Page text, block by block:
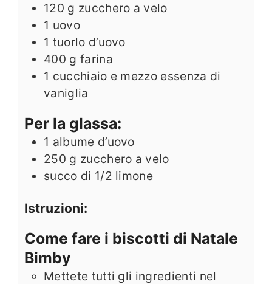
120 g zucchero a velo
1 uovo
1 tuorlo d’uovo
400 g farina
1 cucchiaio e mezzo essenza di
vaniglia
Per la glassa:
1 albume d’uovo
250 g zucchero a velo
succo di 1/2 limone
Istruzioni:
Come fare i biscotti di Natale
Bimby
Mettete tutti gli ingredienti nel